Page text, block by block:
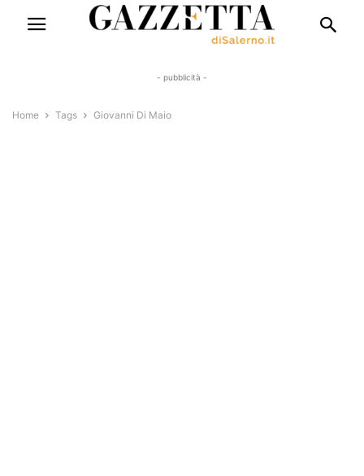
- pubblicità -
Home Tags Giovanni Di Maio